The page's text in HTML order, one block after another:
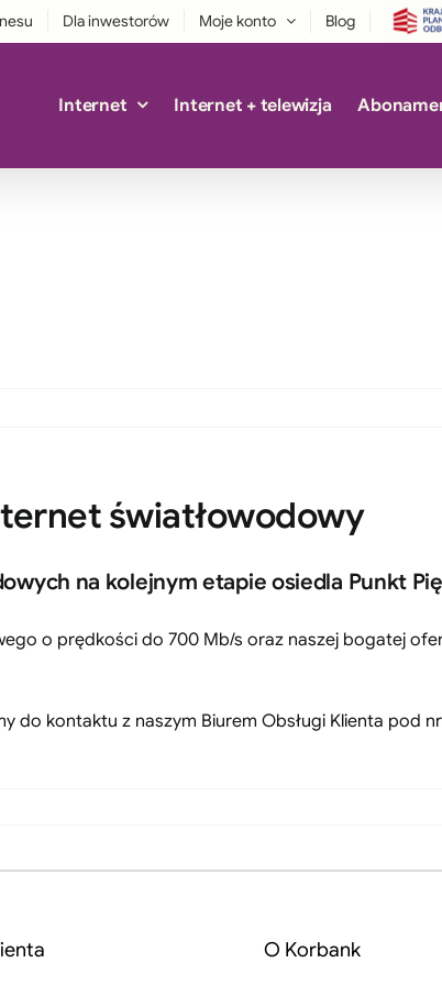
Dla inwestorów Moje konto Blog
Internet Internet + telewizja
światłowodowy
na kolejnym etapie osiedla Punkt
o prędkości do 700 Mb/s oraz naszej bogatej
kontaktu z naszym Biurem Obsługi Klienta pod
O Korbank